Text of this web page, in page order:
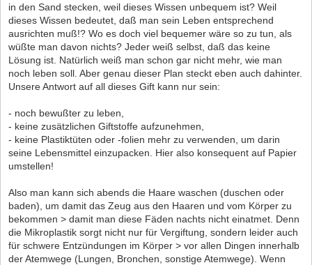
in den Sand stecken, weil dieses Wissen unbequem ist? Weil
dieses Wissen bedeutet, daß man sein Leben entsprechend
ausrichten muß!? Wo es doch viel bequemer wäre so zu tun, als
wüßte man davon nichts? Jeder weiß selbst, daß das keine
Lösung ist. Natürlich weiß man schon gar nicht mehr, wie man
noch leben soll. Aber genau dieser Plan steckt eben auch dahinter.
Unsere Antwort auf all dieses Gift kann nur sein:
- noch bewußter zu leben,
- keine zusätzlichen Giftstoffe aufzunehmen,
- keine Plastiktüten oder -folien mehr zu verwenden, um darin
seine Lebensmittel einzupacken. Hier also konsequent auf Papier
umstellen!
Also man kann sich abends die Haare waschen (duschen oder
baden), um damit das Zeug aus den Haaren und vom Körper zu
bekommen > damit man diese Fäden nachts nicht einatmet. Denn
die Mikroplastik sorgt nicht nur für Vergiftung, sondern leider auch
für schwere Entzündungen im Körper > vor allen Dingen innerhalb
der Atemwege (Lungen, Bronchen, sonstige Atemwege). Wenn